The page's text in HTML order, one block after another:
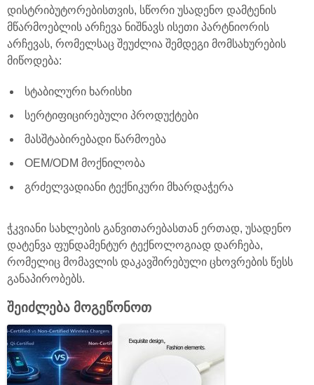
დისტრიბუტორებისთვის, სწორი უსადენო დამტენის
მწარმოებლის არჩევა ნიშნავს ისეთი პარტნიორის
არჩევას, რომელსაც შეუძლია შემდეგი მომსახურების
მიწოდება:
სტაბილური ხარისხი
სერტიფიცირებული პროდუქტები
მასშტაბირებადი წარმოება
OEM/ODM მოქნილობა
გრძელვადიანი ტექნიკური მხარდაჭერა
ჭკვიანი სახლების განვითარებასთან ერთად, უსადენო
დატენვა ფუნდამენტურ ტექნოლოგიად დარჩება,
რომელიც მომავლის დაკავშირებული ცხოვრების წესს
განაპირობებს.
შეიძლება მოგეწონოთ